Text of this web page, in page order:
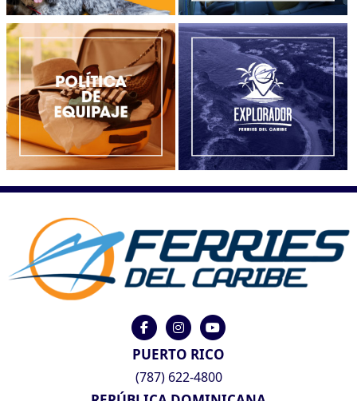
PUERTO RICO
(787) 622-4800